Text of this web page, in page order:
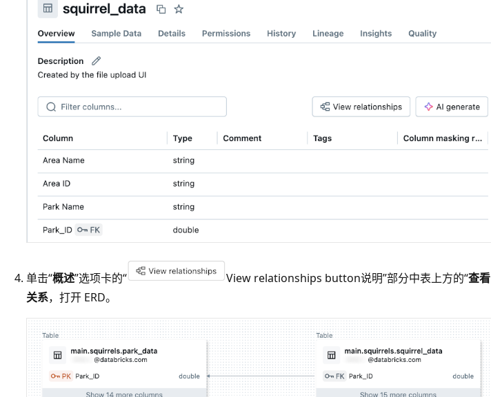
单击“概述”选项卡的“ View relationships button说明”部分中表上方的“查看
关系，打开 ERD。